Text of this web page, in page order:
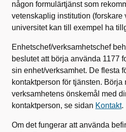
någon formulärtjänst som
vetenskaplig institution (forskare
universitet kan till exempel ha
Enhetschef/verksamhetschef
beslutet att börja använda 1177
sin enhet/verksamhet. De flesta
kontaktperson för tjänsten. Börja
verksamhetens önskemål med
kontaktperson, se sidan Kontakt.
Om det fungerar att använda